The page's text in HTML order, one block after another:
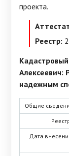
проекта.
Реестр:
Алексеевич:
надежным
Общие
Дата